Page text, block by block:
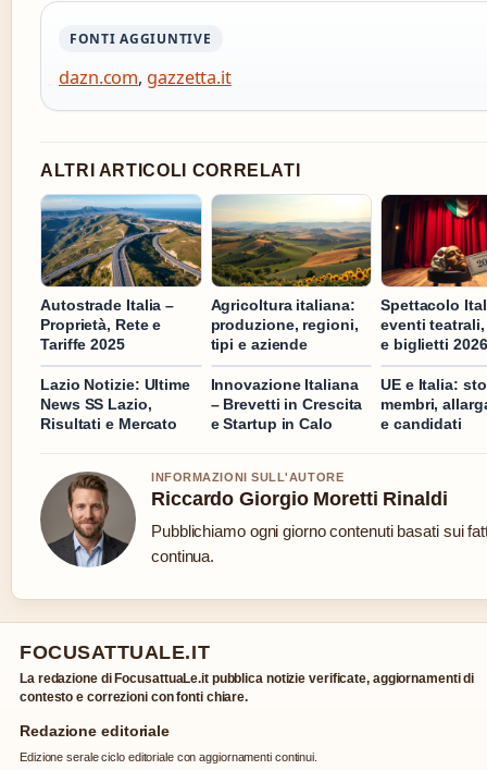
FONTI AGGIUNTIVE
dazn.com, gazzetta.it
ALTRI ARTICOLI CORRELATI
Autostrade Italia –
Proprietà, Rete e
Tariffe 2025
Agricoltura italiana:
produzione, regioni,
tipi e aziende
Spettacolo
eventi
e biglietti 2026
Lazio Notizie: Ultime
News SS Lazio,
Risultati e Mercato
Innovazione Italiana
– Brevetti in Crescita
e Startup in Calo
UE e Italia:
membri,
e candidati
INFORMAZIONI SULL'AUTORE
Riccardo Giorgio Moretti Rinaldi
Pubblichiamo ogni giorno contenuti basati sui
continua.
FOCUSATTUALE.IT
La redazione di FocusattuaLe.it pubblica notizie verificate, aggiornamenti di
contesto e correzioni con fonti chiare.
Redazione editoriale
Edizione serale ciclo editoriale con aggiornamenti continui.